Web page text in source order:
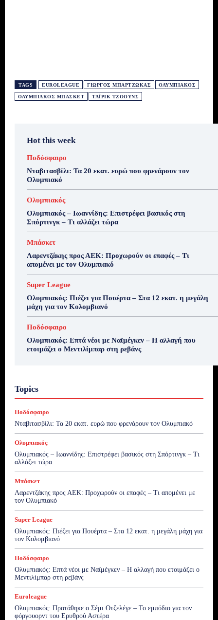
TAGS EUROLEAGUE ΓΙΏΡΓΟΣ ΜΠΑΡΤΖΏΚΑΣ ΟΛΥΜΠΙΑΚΌΣ
ΟΛΥΜΠΙΑΚΌΣ ΜΠΆΣΚΕΤ ΤΑΪΡΊΚ ΤΖΌΟΥΝΣ
Hot this week
Ποδόσφαιρο
Νταβιτασβίλι: Τα 20 εκατ. ευρώ που φρενάρουν τον
Ολυμπιακό
Ολυμπιακός
Ολυμπιακός – Ιωαννίδης: Επιστρέφει βασικός στη
Σπόρτινγκ – Τι αλλάζει τώρα
Μπάσκετ
Λαρεντζάκης προς ΑΕΚ: Προχωρούν οι επαφές – Τι
απομένει με τον Ολυμπιακό
Super League
Ολυμπιακός: Πιέζει για Πουέρτα – Στα 12 εκατ. η μεγάλη
μάχη για τον Κολομβιανό
Ποδόσφαιρο
Ολυμπιακός: Επτά νέοι με Ναϊμέγκεν – Η αλλαγή που
ετοιμάζει ο Μεντιλίμπαρ στη ρεβάνς
Topics
Ποδόσφαιρο
Νταβιτασβίλι: Τα 20 εκατ. ευρώ που φρενάρουν τον Ολυμπιακό
Ολυμπιακός
Ολυμπιακός – Ιωαννίδης: Επιστρέφει βασικός στη Σπόρτινγκ – Τι
αλλάζει τώρα
Μπάσκετ
Λαρεντζάκης προς ΑΕΚ: Προχωρούν οι επαφές – Τι απομένει με
τον Ολυμπιακό
Super League
Ολυμπιακός: Πιέζει για Πουέρτα – Στα 12 εκατ. η μεγάλη μάχη για
τον Κολομβιανό
Ποδόσφαιρο
Ολυμπιακός: Επτά νέοι με Ναϊμέγκεν – Η αλλαγή που ετοιμάζει ο
Μεντιλίμπαρ στη ρεβάνς
Euroleague
Ολυμπιακός: Προτάθηκε ο Σέμι Οτζελέγε – Το εμπόδιο για τον
φόργουορντ του Ερυθρού Αστέρα